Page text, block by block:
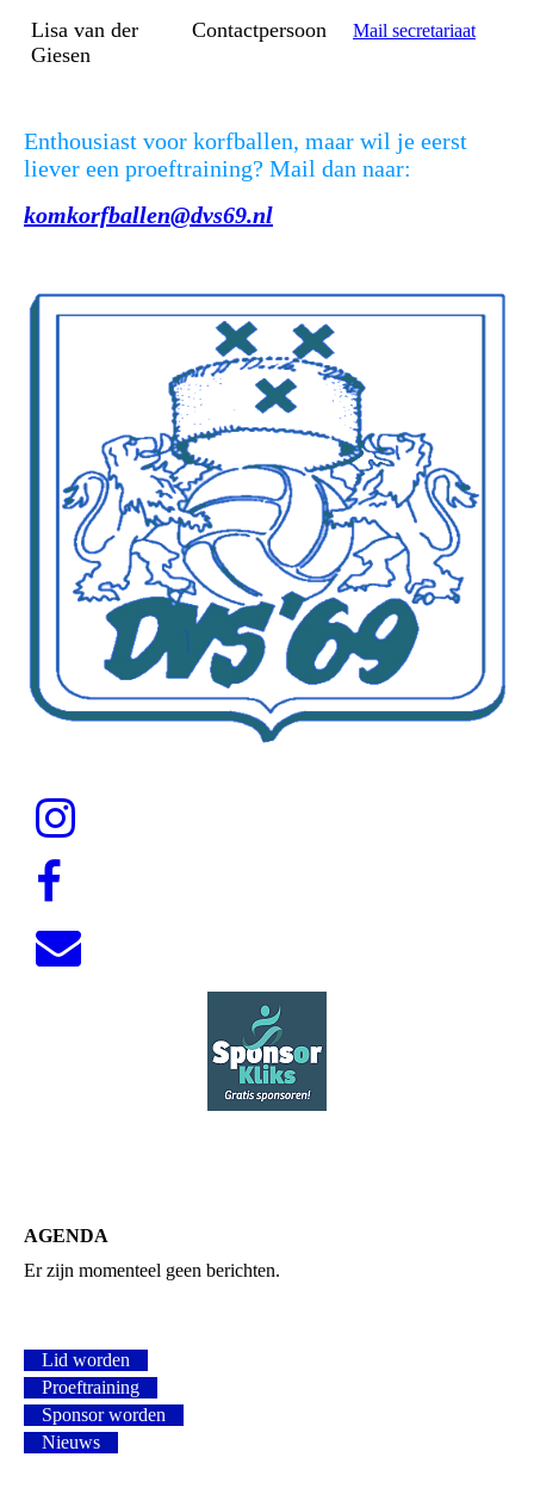
Lisa van der
Giesen
Contactpersoon Mail secretariaat
Enthousiast voor korfballen, maar wil je eerst
liever een proeftraining? Mail dan naar:
komkorfballen@dvs69.nl
AGENDA
Er zijn momenteel geen berichten.
Lid worden
Proeftraining
Sponsor worden
Nieuws